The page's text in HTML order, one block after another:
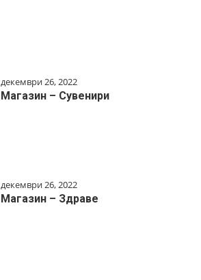
декември 26, 2022
Магазин – Сувенири
декември 26, 2022
Магазин – Здраве